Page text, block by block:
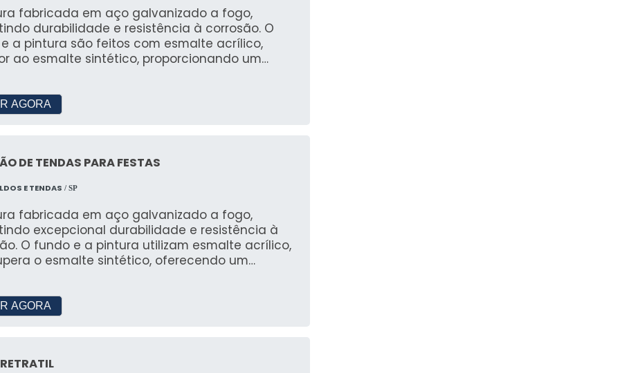
tenda 5x5?
mais acessível, mas depende das
para detalhes.
favoritoslocação?
fabricada em aço galvanizado a fogo,
durabilidade e resistência à corrosão. O
a pintura são feitos com esmalte acrílico,
ao esmalte sintético, proporcionando um
e acionamento por manivela ou mola,
selecionando os melhores materiais disponíveis
AGORA
DE TENDAS PARA FESTAS
E TENDAS / SP
fabricada em aço galvanizado a fogo,
excepcional durabilidade e resistência à
O fundo e a pintura utilizam esmalte acrílico,
o esmalte sintético, oferecendo um
Equipe própria de montadores; Tendas limpas a
Calhas de Chapas e de Lonas.
AGORA